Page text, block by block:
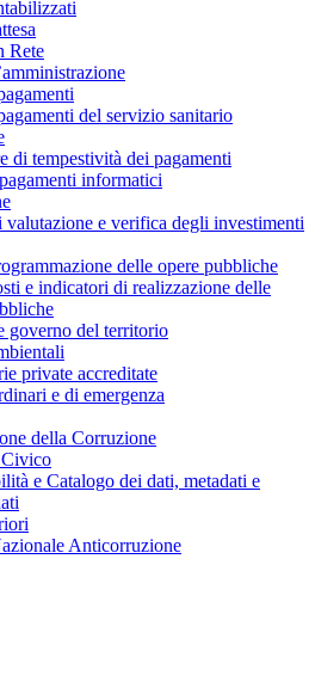
Rete
del servizio sanitario
di tempestività dei pagamenti
informatici
e verifica degli investimenti
delle opere pubbliche
e indicatori di realizzazione delle
governo del territorio
private accreditate
e di emergenza
della Corruzione
Civico
e Catalogo dei dati, metadati e
Anticorruzione